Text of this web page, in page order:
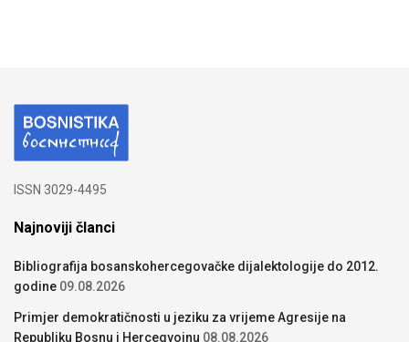
ISSN 3029-4495
Najnoviji članci
Bibliografija bosanskohercegovačke dijalektologije do 2012.
godine 09.08.2026
Primjer demokratičnosti u jeziku za vrijeme Agresije na
Republiku Bosnu i Hercegvoinu 08.08.2026